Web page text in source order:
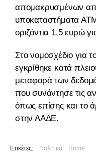
απομακρυσμένων
υποκαταστήματα
οριζόντια 1,5 ευρώ
Στο νομοσχέδιο για
εγκρίθηκε κατά
μεταφορά των
που συνάντησε τις
όπως επίσης και το
στην ΑΑΔΕ.
Ετικέτες: Πολιτικά Home